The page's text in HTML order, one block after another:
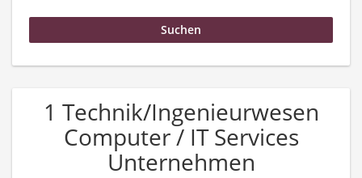
1 Technik/Ingenieurwesen
Computer / IT Services
Unternehmen